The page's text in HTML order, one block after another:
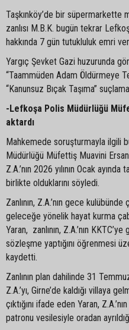
Taşkınköy’de bir süpermarkette
zanlısı M.B.K. bugün tekrar
hakkında 7 gün tutukluluk emri
Yargıç Şevket Gazi huzurunda
“Taammüden Adam Öldürmeye
“Kanunsuz Bıçak Taşıma”
-Lefkoşa Polis Müdürlüğü
aktardı
Mahkemede soruşturmayla ilgili
Müdürlüğü Müfettiş Muavini Ersan
Z.A.’nın 2026 yılının Ocak ayında
birlikte olduklarını söyledi.
Zanlının, Z.A.’nın gece
geleceğe yönelik hayat kurma
Yaran, zanlının, Z.A.’nın
sözleşme yaptığını öğrenmesi
kaydetti.
Zanlının plan dahilinde 31
Z.A.’yı, Girne’de kaldığı villaya
çıktığını ifade eden Yaran,
patronu vesilesiyle oradan